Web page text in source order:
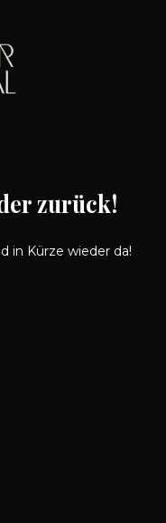
zurück!
in Kürze wieder da!